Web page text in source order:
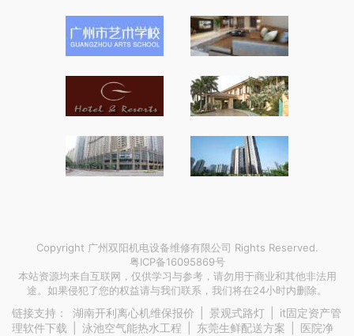
Copyright 广州双阳机电设备维修有限公司 Rights Reserved.
粤ICP备16095869号
本站资源均来自互联网，仅供学习与参考，请勿用于商业和其他非法用
途。如果侵犯了您的权益请与我们联系，我们将在24小时内删除。
链接支持： 湖南开利离心机维保报价 景观式路灯
it固定资产管
理软件下载
泳池空气能热水工程 东莞生鲜配送方案 医院净